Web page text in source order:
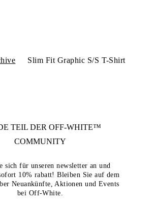
Slim Fit Graphic S/S T-Shirt
TEIL DER OFF-WHITE™
COMMUNITY
sich für unseren newsletter an und
10% rabatt! Bleiben Sie auf dem
Neuankünfte, Aktionen und Events
bei Off-White.